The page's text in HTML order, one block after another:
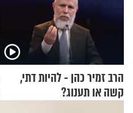
הרב זמיר כהן - להיות דתי,
קשה או תענוג?